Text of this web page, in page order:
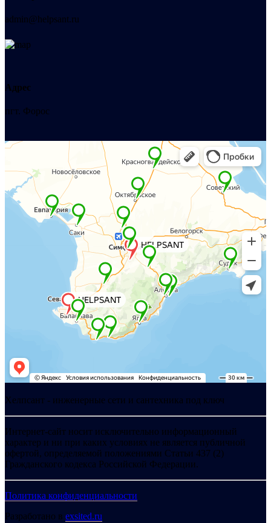
admin@helpsant.ru
Адрес
пгт. Форос
Хелпсант - инженерные сети и сантехника под ключ
Интернет-сайт носит исключительно информационный
характер и ни при каких условиях не является публичной
офертой, определяемой положениями Статьи 437 (2)
Гражданского кодекса Российской Федерации.
Политика конфиденциальности
Разработано в exsited.ru